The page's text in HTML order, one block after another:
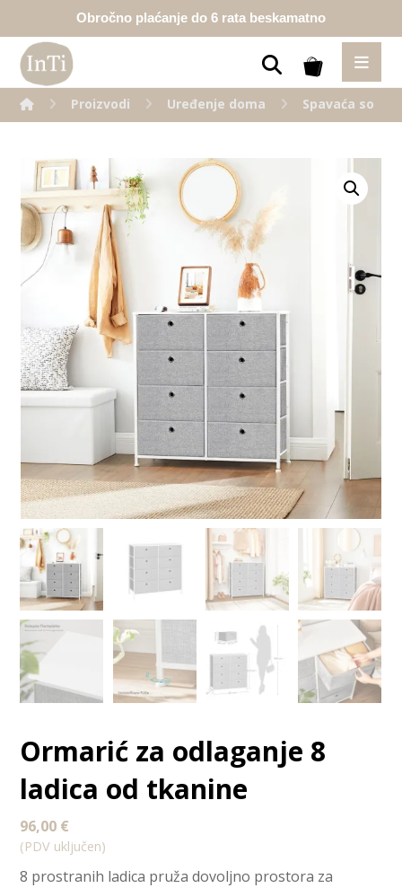
Obročno plaćanje do 6 rata beskamatno
Proizvodi Uređenje doma Spavaća soba
Enlarge the image
Ormarić za odlaganje 8
ladica od tkanine
96,00 €
(PDV uključen)
8 prostranih ladica pruža dovoljno prostora za